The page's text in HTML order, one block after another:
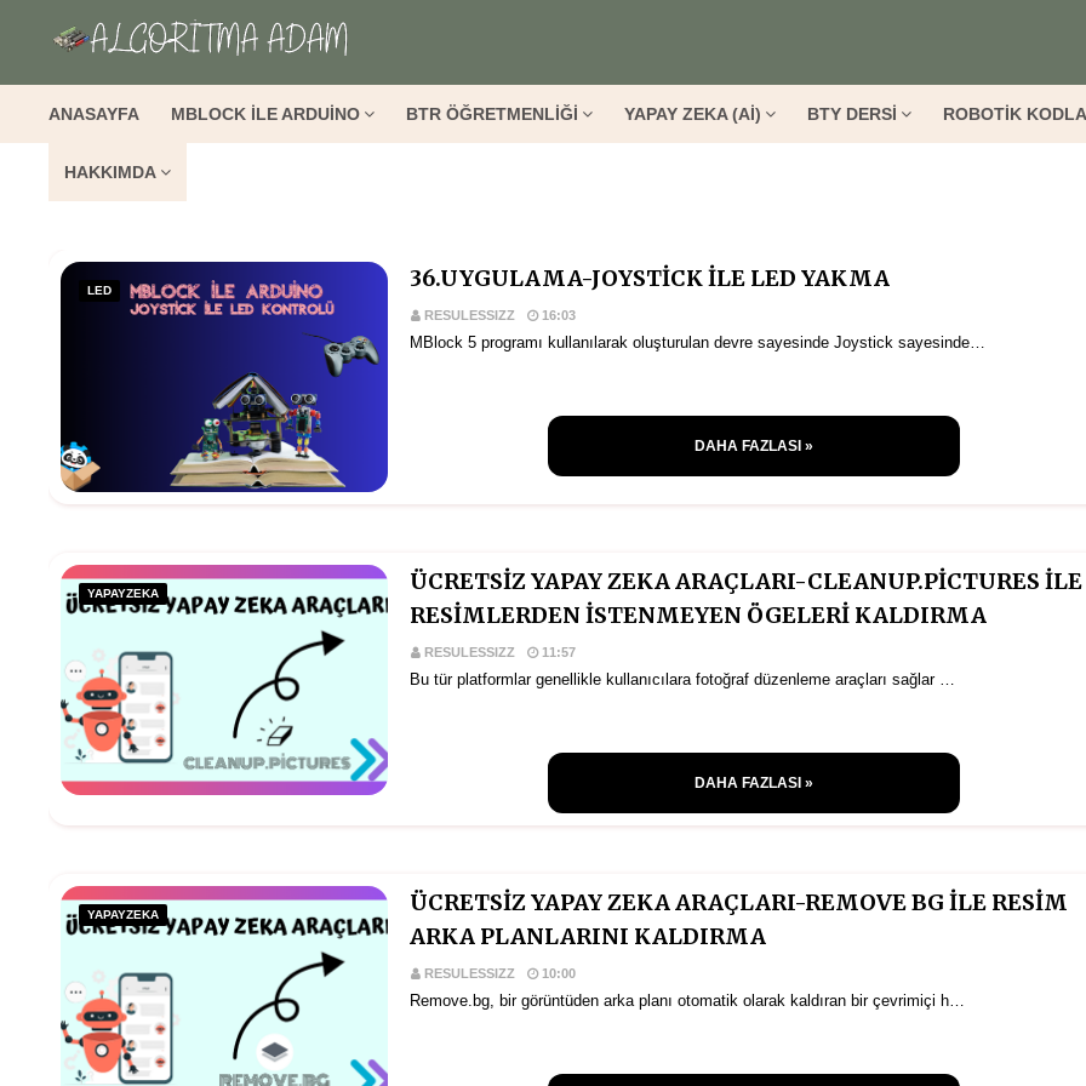
ANASAYFA MBLOCK İLE ARDUİNO BTR ÖĞRETMENLİĞİ YAPAY ZEKA (Aİ) BTY DERSİ ROBOTİK
HAKKIMDA
LED 36.UYGULAMA-JOYSTİCK İLE LED YAKMA
RESULESSIZZ 16:03
MBlock 5 programı kullanılarak oluşturulan devre sayesinde Joystick sayesinde…
DAHA FAZLASI »
YAPAYZEKA
ÜCRETSİZ YAPAY ZEKA ARAÇLARI-CLEANUP.PİCTURES İLE
RESİMLERDEN İSTENMEYEN ÖGELERİ KALDIRMA
RESULESSIZZ 11:57
Bu tür platformlar genellikle kullanıcılara fotoğraf düzenleme araçları sağlar …
DAHA FAZLASI »
YAPAYZEKA
ÜCRETSİZ YAPAY ZEKA ARAÇLARI-REMOVE BG İLE RESİM
ARKA PLANLARINI KALDIRMA
RESULESSIZZ 10:00
Remove.bg, bir görüntüden arka planı otomatik olarak kaldıran bir çevrimiçi h…